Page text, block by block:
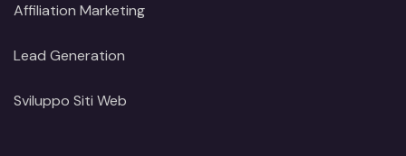
Affiliation Marketing
Lead Generation
Sviluppo Siti Web